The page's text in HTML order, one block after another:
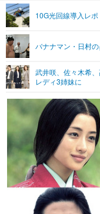
グラビア
ショッピング
ライフTOP
リリース一覧
プッシュ通知の停止方法
10G光回線導入レポ
バナナマン・日村
武井咲、佐々木希
レディ3姉妹に